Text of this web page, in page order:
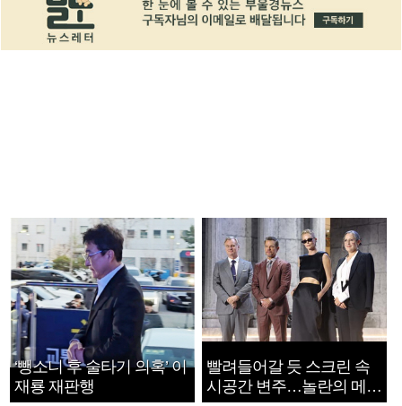
‘뺑소니 후 술타기 의혹’ 이
재룡 재판행
빨려들어갈 듯 스크린 속
시공간 변주…놀란의 메시